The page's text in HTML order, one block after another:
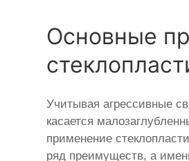
Основные
Учитывая агрессивные
касается
применение
ряд преимуществ, а